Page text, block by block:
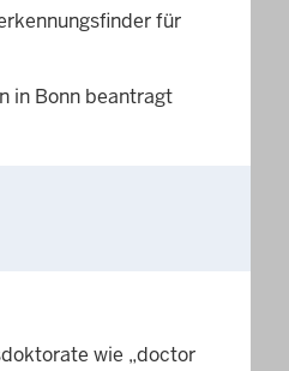
für
in Bonn beantragt
wie „doctor